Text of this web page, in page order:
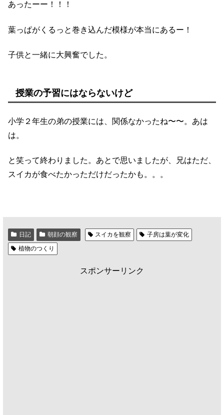
あったーー！！！
葉っぱがくるっと巻き込んだ模様が本当にあるー！
子供と一緒に大興奮でした。
授業の予習にはならないけど
小学２年生の弟の授業には、関係なかったね〜〜。あは
は。
と笑って終わりました。あとで思いましたが、兄はただ、
スイカが食べたかっただけだったかも。。。
日記 朝顔の観察 スイカを観察
子房は葉が変化
植物のつくり
スポンサーリンク